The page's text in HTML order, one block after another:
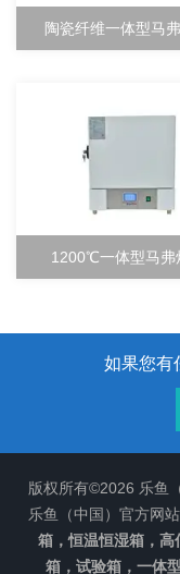
陶瓷纤维一体型马
1200℃一体型马弗
如果您有
版权所有©2026 乐鱼
乐鱼（中国）官方网
箱，恒温恒湿箱，
箱，试验箱，一体